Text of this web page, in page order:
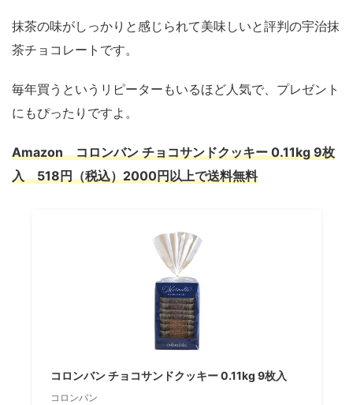
抹茶の味がしっかりと感じられて美味しいと評判の宇治抹
茶チョコレートです。
毎年買うというリピーターもいるほど人気で、プレゼント
にもぴったりですよ。
Amazon コロンバン チョコサンドクッキー 0.11kg 9枚
入 518円（税込）2000円以上で送料無料
コロンバン チョコサンドクッキー 0.11kg 9枚入
コロンバン